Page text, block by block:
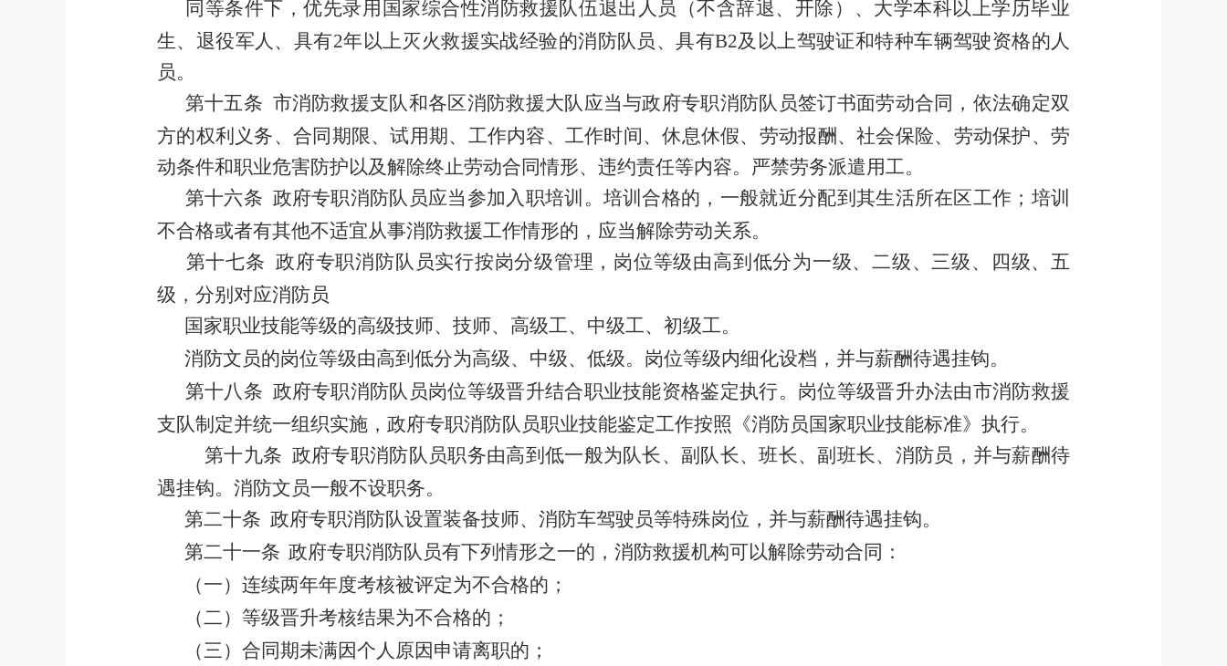
同等条件下，优先录用国家综合性消防救援队伍退出人员
（不含辞退、开除 ）
、大学本科以上学历毕业
生、退役军人、具有2年以上灭火救援实战经验的消防队员、具有B2及以上驾驶证和特种车辆驾驶资格的人
员。
第十五条 市消防救援支队和各区消防救援大队应当与政府专职消防队员签订书面劳动合同，依法确定双
方的权利义务、合同期限、试用期、工作内容、工作时间、休息休假、劳动报酬、社会保险、劳动保护、劳
动条件和职业危害防护以及解除终止劳动合同情形、违约责任等内容。严禁劳务派遣用工。
第十六条 政府专职消防队员应当参加入职培训。 培训合格的，一般就近分配到其生活所在区工作 ； 培训
不合格或者有其他不适宜从事消防救援工作情形的，应当解除劳动关系。
第十七条 政府专职消防队员实行按岗分级管理，岗位等级由高到低分为一级、二级、三级、四级、五
级，分别对应消防员
国家职业技能等级的高级技师、技师、高级工、中级工、初级工。
消防文员的岗位等级由高到低分为高级、中级、低级。 岗位等级内细化设档， 并与薪酬待遇挂钩。
第十八条 政府专职消防队员岗位等级晋升结合职业技能资格鉴定执行。岗位等级晋升办法由市消防救援
支队制定并统一组织实施， 政府专职消防队员职业技能鉴定工作按照《消防员国家职业技能标准》执行。
第十九条 政府专职消防队员职务由高到低一般为队长、副队长、班长、副班长、消防员 ， 并与薪酬待
遇挂钩。消防文员一般不设职务。
第二十条 政府专职消防队设置装备技师、消防车驾驶员等特殊岗位 ，并与薪酬待遇挂钩。
第二十一条 政府专职消防队员有下列情形之一的，消防救援机构可以解除劳动合同：
（一）连续两年年度考核被评定为不合格的；
（二）等级晋升考核结果为不合格的；
（三）合同期未满因个人原因申请离职的；